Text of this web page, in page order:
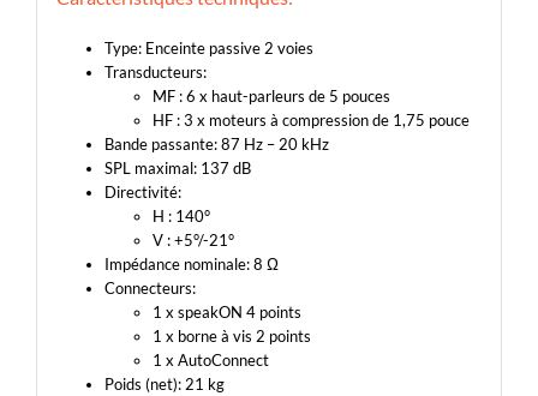
Type: Enceinte passive 2 voies
Transducteurs:
MF : 6 x haut-parleurs de 5 pouces
HF : 3 x moteurs à compression de 1,75 pouce
Bande passante: 87 Hz – 20 kHz
SPL maximal: 137 dB
Directivité:
H : 140°
V : +5°/-21°
Impédance nominale: 8 Ω
Connecteurs:
1 x speakON 4 points
1 x borne à vis 2 points
1 x AutoConnect
Poids (net): 21 kg